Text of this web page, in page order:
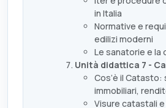
in Italia
Normative e
edilizi moderni
Le sanatorie e la
Unità didattica 7 -
Cos’è il Catasto:
immobiliari,
Visure catastali